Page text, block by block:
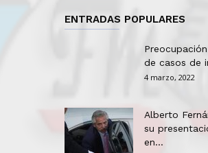
ENTRADAS POPULARES
de casos de
4 marzo, 2022
Alberto
su
en...